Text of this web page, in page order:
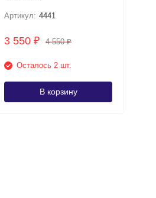
Артикул: 4441
3 550₽ 4 550₽
Осталось 2 шт.
В корзину